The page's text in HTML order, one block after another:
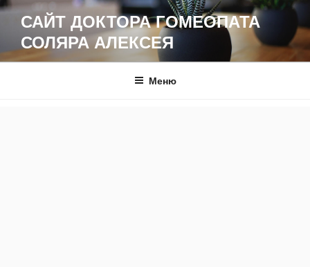
Перейти
содержимому
САЙТ ДОКТОРА ГОМЕОПАТА
СОЛЯРА АЛЕКСЕЯ
Меню